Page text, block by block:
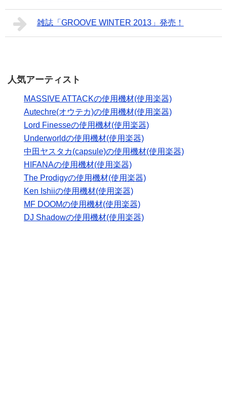
雑誌「GROOVE WINTER 2013」発売！
人気アーティスト
MASSIVE ATTACKの使用機材(使用楽器)
Autechre(オウテカ)の使用機材(使用楽器)
Lord Finesseの使用機材(使用楽器)
Underworldの使用機材(使用楽器)
中田ヤスタカ(capsule)の使用機材(使用楽器)
HIFANAの使用機材(使用楽器)
The Prodigyの使用機材(使用楽器)
Ken Ishiiの使用機材(使用楽器)
MF DOOMの使用機材(使用楽器)
DJ Shadowの使用機材(使用楽器)